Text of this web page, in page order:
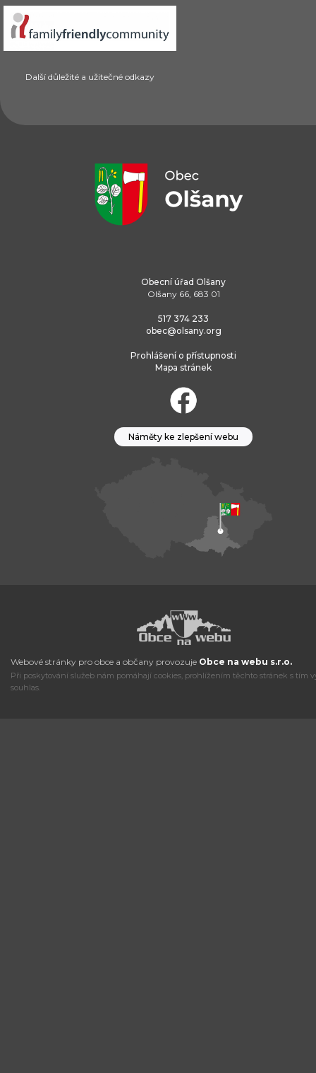
Další důležité a užitečné odkazy
Obecní úřad Olšany
Olšany 66, 683 01
517 374 233
obec@olsany.org
Prohlášení o přístupnosti
Mapa stránek
Náměty ke zlepšení webu
Webové stránky pro obce a občany provozuje Obce na webu s.r.o.
Při poskytování služeb nám pomáhají cookies, prohlížením těchto stránek s tím
souhlas.